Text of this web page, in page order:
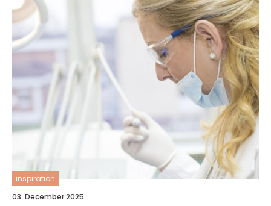
inspiration
03. December 2025